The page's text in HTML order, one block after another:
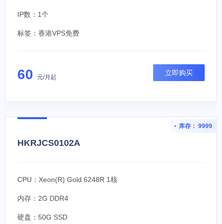
IP数：1个
标签： 香港VPS免费
60 元/月起
立即购买
库存： 9999
HKRJCS0102A
CPU：Xeon(R) Gold 6248R 1核
内存：2G DDR4
硬盘：50G SSD